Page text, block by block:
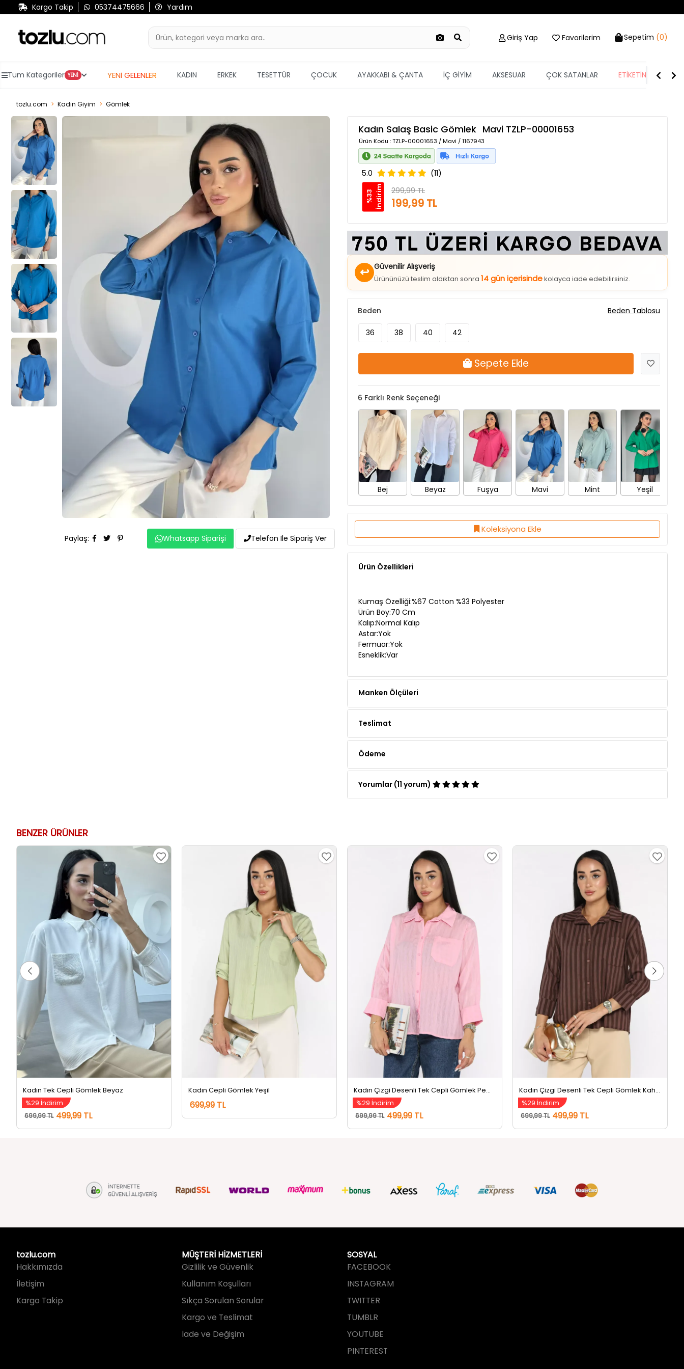
Kargo Takip 05374475666 Yardım
Giriş Yap Favorilerim Sepetim (0)
Tüm Kategoriler YENİ YENİ GELENLER KADIN ERKEK TESETTÜR ÇOCUK AYAKKABI & ÇANTA İÇ GİYİM AKSESUAR ÇOK SATANLAR ETİKETİN YARISI
tozlu.com Kadın Giyim Gömlek
Paylaş: Whatsapp Siparişi Telefon İle Sipariş Ver
Kadın Salaş Basic Gömlek Mavi TZLP-00001653
Ürün Kodu : TZLP-00001653 / Mavi / 1167943
5.0 (11)
%
3
3
İ
n
d
i
r
i m 299,99 TL
199,99 TL
↩ Güvenilir Alışveriş
Ürününüzü teslim aldıktan sonra14 gün içerisindekolayca iade edebilirsiniz.
36
6Farklı Renk Seçeneği
Bej Beyaz Fuşya Mavi Mint Yeşil
Koleksiyona Ekle
Ürün Özellikleri
Kalıp:Normal Kalıp
Astar:Yok
Fermuar:Yok
Esneklik:Var
Kadın Tek Cepli Gömlek Beyaz
%29 İndirim
699,99 TL 499,99 TL
Kadın Cepli Gömlek Yeşil
699,99 TL
%29 İndirim
699,99 TL 499,99 TL
%29 İndirim
699,99 TL 499,99 TL
tozlu.com
İletişim
Kargo Takip
MÜŞTERİ HİZMETLERİ
Kullanım Koşulları
SOSYAL
INSTAGRAM